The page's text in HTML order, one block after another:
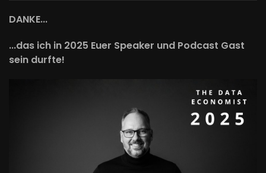
DANKE...
...das ich in 2025 Euer Speaker und Podcast Gast
sein durfte!